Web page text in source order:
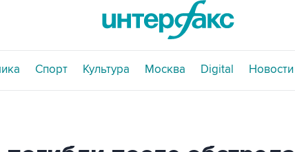
Спорт Культура Москва Digital Новости